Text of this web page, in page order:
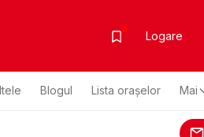
Logare
Blogul Lista oraşelor Mai